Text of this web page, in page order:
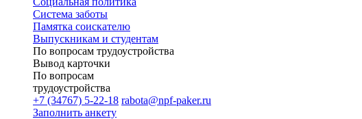
Система заботы
Памятка соискателю
Выпускникам и студентам
По вопросам трудоустройства
Вывод карточки
По вопросам
трудоустройства
+7 (34767) 5-22-18 rabota@npf-paker.ru
Заполнить анкету